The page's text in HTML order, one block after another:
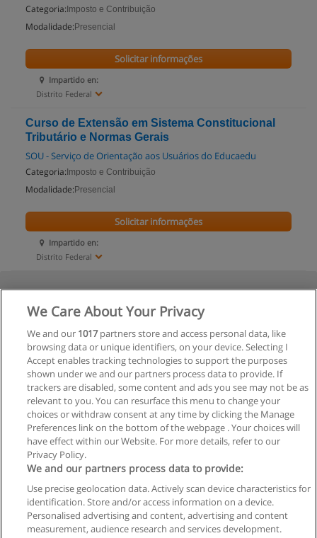
Categoria: Imposto e Contribuição
Modalidade: Presencial
Impartido en:
Distrito Federal
Solicitar informações
Curso de Extensão em Sistema Constitucional
Tributário e Normas Gerais
SOU - Serviço de Orientação aos Usuários do Educaedu
Categoria: Imposto e Contribuição
Modalidade: Presencial
Impartido en:
Distrito Federal
Solicitar informações
Regras de uso
Privacidade de dados
We Care About Your Privacy
We and our 1017partners store and access personal data, like
browsing data or unique identifiers, on your device. Selecting I
Accept enables tracking technologies to support the purposes
shown under we and our partners process data to provide. If
trackers are disabled, some content and ads you see may not be as
relevant to you. You can resurface this menu to change your
choices or withdraw consent at any time by clicking the Manage
Preferences link on the bottom of the webpage . Your choices will
have effect within our Website. For more details, refer to our
Privacy Policy.
We and our partners process data to provide:
Use precise geolocation data. Actively scan device characteristics for
identification. Store and/or access information on a device.
Personalised advertising and content, advertising and content
measurement, audience research and services development.